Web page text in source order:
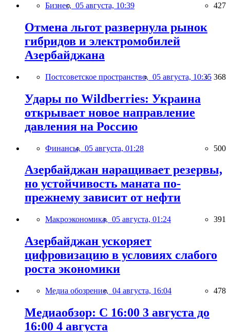
Бизнес, 05 августа, 10:39 427
Отмена льгот развернула рынок
гибридов и электромобилей
Азербайджана
Постсоветское пространство, 05 августа, 10:35 368
Удары по Wildberries: Украина
открывает новое направление
давления на Россию
Финансы, 05 августа, 01:28 500
Азербайджан наращивает резервы,
но устойчивость маната по-
прежнему зависит от нефти
Макроэкономика, 05 августа, 01:24 391
Азербайджан ускоряет
цифровизацию в условиях слабого
роста экономики
Медиа обозрение, 04 августа, 16:04 478
Медиаобзор: С 16:00 3 августа до
16:00 4 августа